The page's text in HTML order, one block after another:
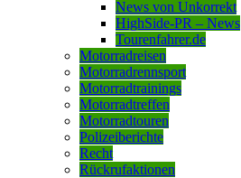
News von Unkorrekt
HighSide-PR – News
Tourenfahrer.de
Motorradreisen
Motorradrennsport
Motorradtrainings
Motorradtreffen
Motorradtouren
Polizeiberichte
Recht
Rückrufaktionen